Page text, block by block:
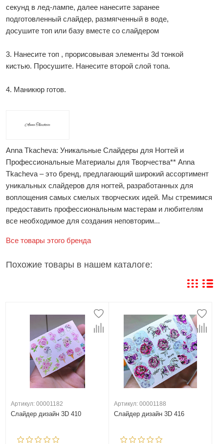
секунд в лед-лампе, далее нанесите заранее
подготовленный слайдер, размягченный в воде,
досушите топ или базу вместе со слайдером
3. Нанесите топ , прорисовывая элементы 3d тонкой
кистью. Просушите. Нанесите второй слой топа.
4. Маникюр готов.
Anna Tkacheva: Уникальные Слайдеры для Ногтей и
Профессиональные Материалы для Творчества** Anna
Tkacheva – это бренд, предлагающий широкий ассортимент
уникальных слайдеров для ногтей, разработанных для
воплощения самых смелых творческих идей. Мы стремимся
предоставить профессиональным мастерам и любителям
все необходимое для создания неповторим...
Все товары этого бренда
Похожие товары в нашем каталоге:
Артикул: 00001182
Слайдер дизайн 3D 410
Артикул: 00001188
Слайдер дизайн 3D 416